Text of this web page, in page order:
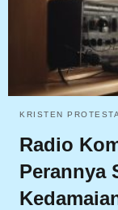
KRISTEN
Radio
Perannya